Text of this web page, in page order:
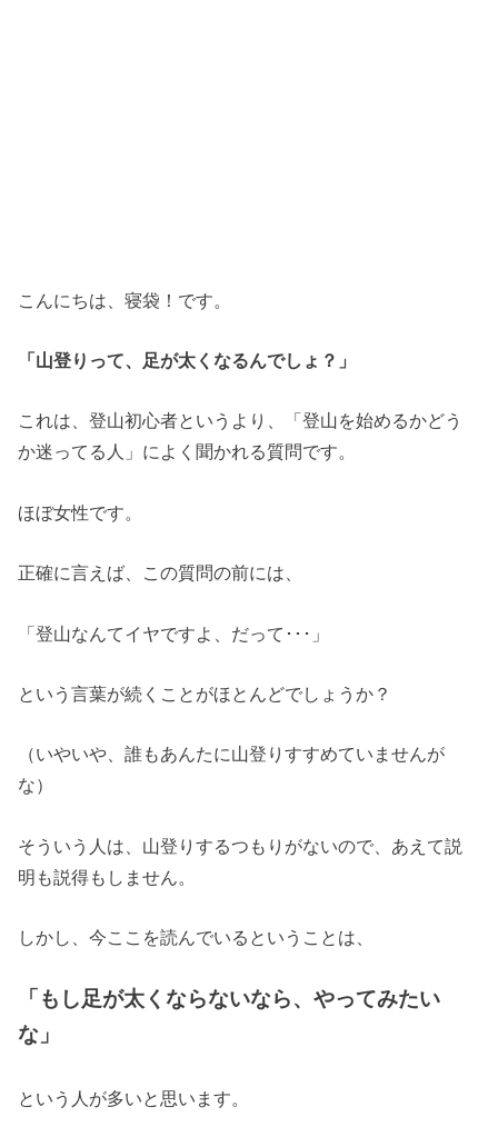
こんにちは、寝袋！です。
「山登りって、足が太くなるんでしょ？」
これは、登山初心者というより、「登山を始めるかどう
か迷ってる人」によく聞かれる質問です。
ほぼ女性です。
正確に言えば、この質問の前には、
「登山なんてイヤですよ、だって･･･」
という言葉が続くことがほとんどでしょうか？
（いやいや、誰もあんたに山登りすすめていませんが
な）
そういう人は、山登りするつもりがないので、あえて説
明も説得もしません。
しかし、今ここを読んでいるということは、
「もし足が太くならないなら、やってみたい
な」
という人が多いと思います。